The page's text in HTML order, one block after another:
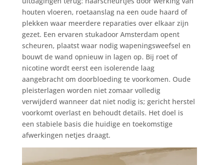
houten vloeren, roetaanslag na een oude haard of
plekken waar meerdere reparaties over elkaar zijn
gezet. Een ervaren stukadoor Amsterdam opent
scheuren, plaatst waar nodig wapeningsweefsel en
bouwt de wand opnieuw in lagen op. Bij roet of
nicotine wordt eerst een isolerende laag
aangebracht om doorbloeding te voorkomen. Oude
pleisterlagen worden niet zomaar volledig
verwijderd wanneer dat niet nodig is; gericht herstel
voorkomt overlast en behoudt details. Het doel is
een stabiele basis die huidige en toekomstige
afwerkingen netjes draagt.